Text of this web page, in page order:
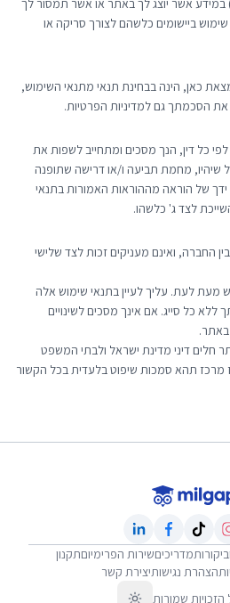
במידע אשר יוצג לך באתר או אשר תמסור לך
ביישומים כלשהם לצורך סריקה או
כאן, הינה בבחינת תנאי מתנאי השימוש,
הסכמתך גם למדיניות הפרטיות.
כל דין, הנך מסכים ומתחייב לשפות את
שיהיו, מחמת תביעה ו/או דרישה שתופנה
של הוראה מההוראות האמורות בתנאי
לצד ג' כלשהו.
החברה, ואינם מעניקים זכות לצד שלישי
מעת לעת. עליך לעיין בתנאי שימוש אלה
ללא כל סייג. אם אינך מסכים לשינויים
חלים דיני מדינת ישראל ולבתי המשפט
מרכז תהא סמכות שיפוט בלעדית בכל הקשור
מדריכיםשירות הפרימיוםתקנון
הצהרת נגישותיצירת קשר
הזכויות שמורות